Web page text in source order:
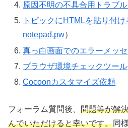
原因不明の不具合用トラブ
トピックにHTMLを貼り付け
notepad.pw）
真っ白画面でのエラーメッ
ブラウザ環境チェックツール
Cocoonカスタマイズ依頼
フォーラム質問後、 問題等が解
んでいただけると幸いです。同